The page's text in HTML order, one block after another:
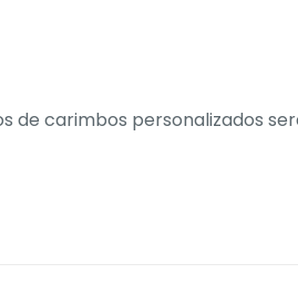
carimbos personalizados